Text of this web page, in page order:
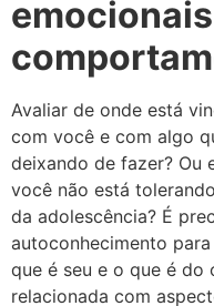
Avaliar de onde está
com você e com algo
deixando de fazer? Ou
você não está
da adolescência? É
autoconhecimento
que é seu e o que é
relacionada com